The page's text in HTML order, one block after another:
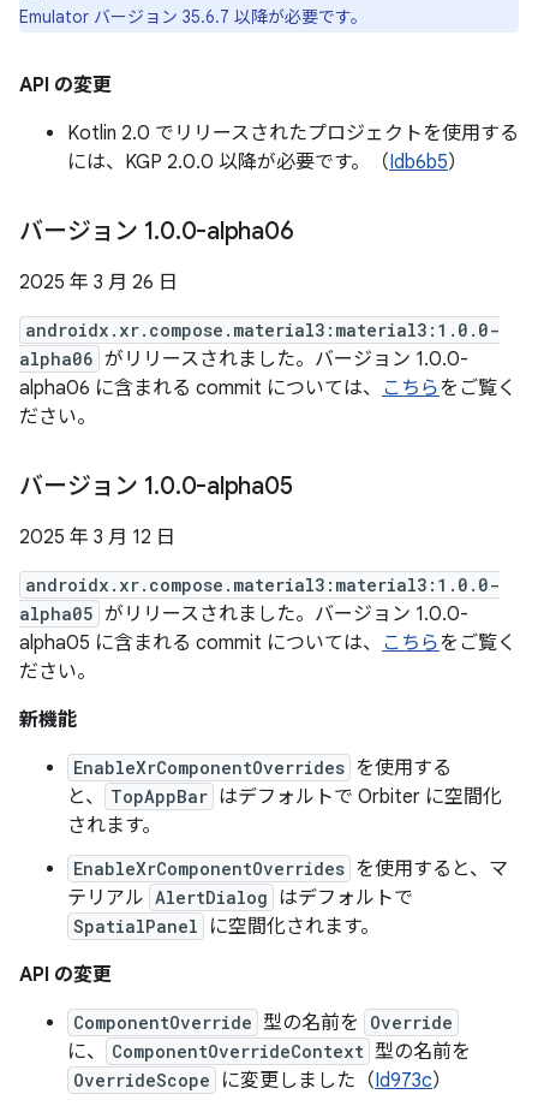
Emulator バージョン 35.6.7 以降が必要です。
API の変更
Kotlin 2.0 でリリースされたプロジェクトを使用する
には、KGP 2.0.0 以降が必要です。（Idb6b5）
バージョン 1.0.0-alpha06
2025 年 3 月 26 日
androidx.xr.compose.material3:material3:1.0.0-
alpha06 がリリースされました。バージョン 1.0.0-
alpha06 に含まれる commit については、 こちらをご覧く
ださい。
バージョン 1.0.0-alpha05
2025 年 3 月 12 日
androidx.xr.compose.material3:material3:1.0.0-
alpha05 がリリースされました。バージョン 1.0.0-
alpha05 に含まれる commit については、 こちらをご覧く
ださい。
新機能
EnableXrComponentOverrides を使用する
と、
TopAppBar はデフォルトで Orbiter に空間化
されます。
EnableXrComponentOverrides を使用すると、マ
テリアル AlertDialog はデフォルトで
SpatialPanel
に空間化されます。
API の変更
ComponentOverride 型の名前を Override
に、 ComponentOverrideContext 型の名前を
OverrideScope に変更しました（Id973c）